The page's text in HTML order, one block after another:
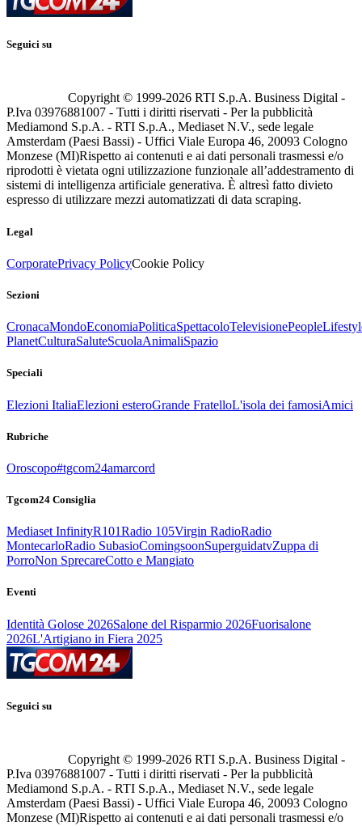
Seguici su
Copyright © 1999-2026 RTI S.p.A. Business Digital -
P.Iva 03976881007 - Tutti i diritti riservati - Per la pubblicità
Mediamond S.p.A. - RTI S.p.A., Mediaset N.V., sede legale
Amsterdam (Paesi Bassi) - Uffici Viale Europa 46, 20093 Cologno
Monzese (MI)Rispetto ai contenuti e ai dati personali trasmessi e/o
riprodotti è vietata ogni utilizzazione funzionale all’addestramento di
sistemi di intelligenza artificiale generativa. È altresì fatto divieto
espresso di utilizzare mezzi automatizzati di data scraping.
Legal
CorporatePrivacy PolicyCookie Policy
Sezioni
CronacaMondoEconomiaPoliticaSpettacoloTelevisionePeople
PlanetCulturaSaluteScuolaAnimaliSpazio
Speciali
Elezioni ItaliaElezioni esteroGrande FratelloL'isola dei famosiAmici
Rubriche
Oroscopo#tgcom24amarcord
Tgcom24 Consiglia
Mediaset InfinityR101Radio 105Virgin RadioRadio
MontecarloRadio SubasioComingsoonSuperguidatvZuppa di
PorroNon SprecareCotto e Mangiato
Eventi
Identità Golose 2026Salone del Risparmio 2026Fuorisalone
2026L'Artigiano in Fiera 2025
Seguici su
Copyright © 1999-2026 RTI S.p.A. Business Digital -
P.Iva 03976881007 - Tutti i diritti riservati - Per la pubblicità
Mediamond S.p.A. - RTI S.p.A., Mediaset N.V., sede legale
Amsterdam (Paesi Bassi) - Uffici Viale Europa 46, 20093 Cologno
Monzese (MI)Rispetto ai contenuti e ai dati personali trasmessi e/o